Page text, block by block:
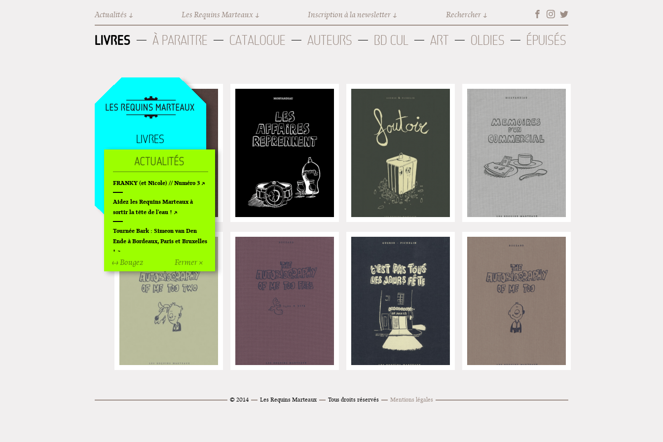
Actualités Les Requins Marteaux Inscription à la newsletter Rechercher
LIVRES À PARAITRE CATALOGUE AUTEURS BD CUL ART OLDIES ÉPUISÉS
LIVRES
GOODIES
FILMS
ÉVÉNEMENTS
© 2014 Les Requins Marteaux Tous droits réservés Mentions légales
Fermer ×
↔ Bougez
FRANKY (et Nicole) // Numéro 3
Aidez les Requins Marteaux à
sortir la tête de l'eau !
Tournée Bark : Simeon van Den
Ende à Bordeaux, Paris et Bruxelles
!
Off Of Off d'Angoulême 2024
Superette de noël à Pola
L'exposition de Fungirl à
Exposition "Fungirl : Funeral